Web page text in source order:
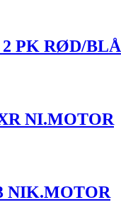
PK RØD/BLÅ
NI.MOTOR
NIK.MOTOR